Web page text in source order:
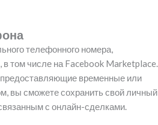
телефонного номера,
в том числе на Facebook
временные или
вы сможете сохранить свой
с онлайн-сделками.